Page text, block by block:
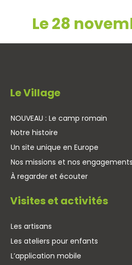
Le 28
Le Village
NOUVEAU : Le camp romain
Notre histoire
Un site unique en Europe
Nos missions et nos engagements
À regarder et écouter
Visites et activités
Les artisans
Les ateliers pour enfants
L’application mobile